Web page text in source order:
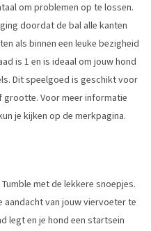
om problemen op te lossen.
doordat de bal alle kanten
als binnen een leuke bezigheid
is 1 en is ideaal om jouw hond
Dit speelgoed is geschikt voor
Voor meer informatie
je kijken op de merkpagina.
met de lekkere snoepjes.
aandacht van jouw viervoeter te
legt en je hond een startsein